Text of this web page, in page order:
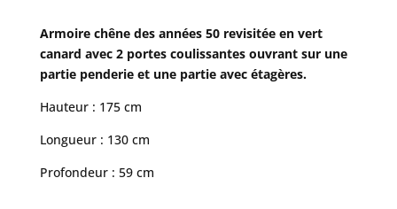
Armoire chêne des années 50 revisitée en vert
canard avec 2 portes coulissantes ouvrant sur une
partie penderie et une partie avec étagères.
Hauteur : 175 cm
Longueur : 130 cm
Profondeur : 59 cm